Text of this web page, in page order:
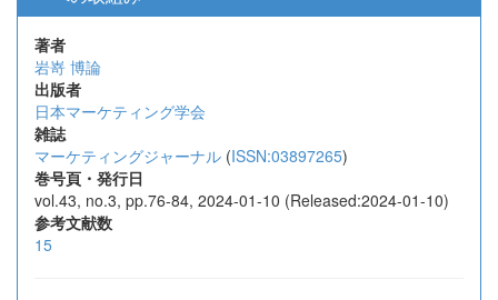
著者
岩嵜 博論
出版者
日本マーケティング学会
雑誌
マーケティングジャーナル (ISSN:03897265)
巻号頁・発行日
vol.43, no.3, pp.76-84, 2024-01-10 (Released:2024-01-10)
参考文献数
15